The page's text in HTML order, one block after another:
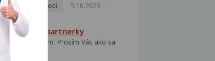
Pohlavní nemoci
5.10.2023
HPV typ 52 u partnerky
Dobrý deň prajem. Prosím Vás ako sa